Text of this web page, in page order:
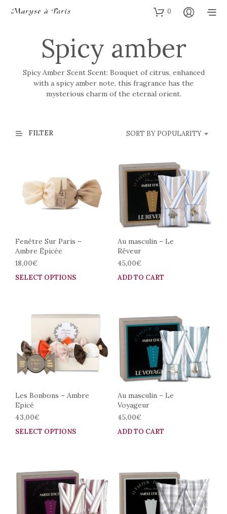
0
Spicy amber
Spicy Amber Scent Scent: Bouquet of citrus, enhanced
with a spicy amber note, this fragrance has the
mysterious charm of the eternal orient.
FILTER SORT BY POPULARITY
Fenêtre Sur Paris –
Ambre Épicée
18,00€
SELECT OPTIONS
This
variants.
options
chosen
the
product
page
Au masculin – Le
Rêveur
45,00€
ADD TO CART
Les Bonbons – Ambre
Epicé
43,00€
SELECT OPTIONS
This
variants.
options
Au masculin – Le
Voyageur
45,00€
ADD TO CART